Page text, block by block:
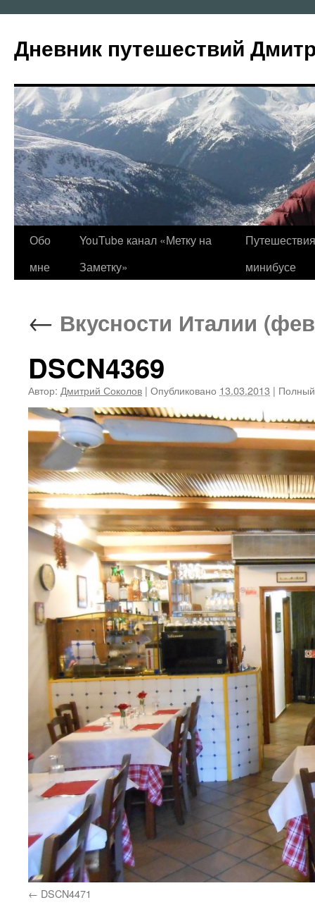
содержимому
Дневник путешествий
Обо
мне
YouTube канал «Метку на
Заметку»
минибусе
← Вкусности Италии
DSCN4369
Автор: Дмитрий Соколов | Опубликовано 13.03.2013 |
DSCN4471